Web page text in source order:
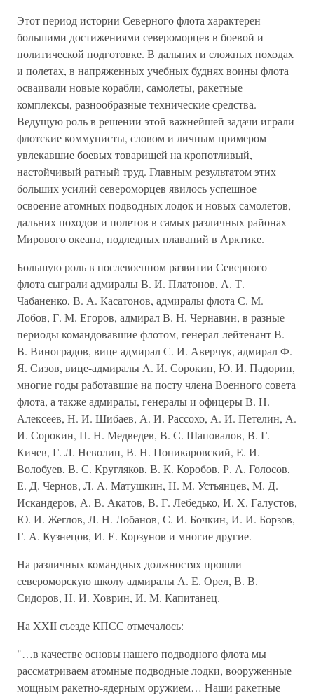
Этот период истории Северного флота характерен
большими достижениями североморцев в боевой и
политической подготовке. В дальних и сложных походах
и полетах, в напряженных учебных буднях воины флота
осваивали новые корабли, самолеты, ракетные
комплексы, разнообразные технические средства.
Ведущую роль в решении этой важнейшей задачи играли
флотские коммунисты, словом и личным примером
увлекавшие боевых товарищей на кропотливый,
настойчивый ратный труд. Главным результатом этих
больших усилий североморцев явилось успешное
освоение атомных подводных лодок и новых самолетов,
дальних походов и полетов в самых различных районах
Мирового океана, подледных плаваний в Арктике.
Большую роль в послевоенном развитии Северного
флота сыграли адмиралы В. И. Платонов, А. Т.
Чабаненко, В. А. Касатонов, адмиралы флота С. М.
Лобов, Г. М. Егоров, адмирал В. Н. Чернавин, в разные
периоды командовавшие флотом, генерал-лейтенант В.
В. Виноградов, вице-адмирал С. И. Аверчук, адмирал Ф.
Я. Сизов, вице-адмиралы А. И. Сорокин, Ю. И. Падорин,
многие годы работавшие на посту члена Военного совета
флота, а также адмиралы, генералы и офицеры В. Н.
Алексеев, Н. И. Шибаев, А. И. Рассохо, А. И. Петелин, А.
И. Сорокин, П. Н. Медведев, В. С. Шаповалов, В. Г.
Кичев, Г. Л. Неволин, В. Н. Поникаровский, Е. И.
Волобуев, В. С. Кругляков, В. К. Коробов, Р. А. Голосов,
Е. Д. Чернов, Л. А. Матушкин, Н. М. Устьянцев, М. Д.
Искандеров, А. В. Акатов, В. Г. Лебедько, И. X. Галустов,
Ю. И. Жеглов, Л. Н. Лобанов, С. И. Бочкин, И. И. Борзов,
Г. А. Кузнецов, И. Е. Корзунов и многие другие.
На различных командных должностях прошли
североморскую школу адмиралы А. Е. Орел, В. В.
Сидоров, Н. И. Ховрин, И. М. Капитанец.
На XXII съезде КПСС отмечалось:
"…в качестве основы нашего подводного флота мы
рассматриваем атомные подводные лодки, вооруженные
мощным ракетно-ядерным оружием… Наши ракетные